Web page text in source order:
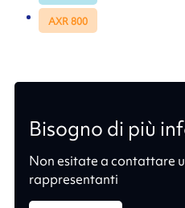
AXR 800
Bisogno di più
Non esitate a contattare
rappresentanti